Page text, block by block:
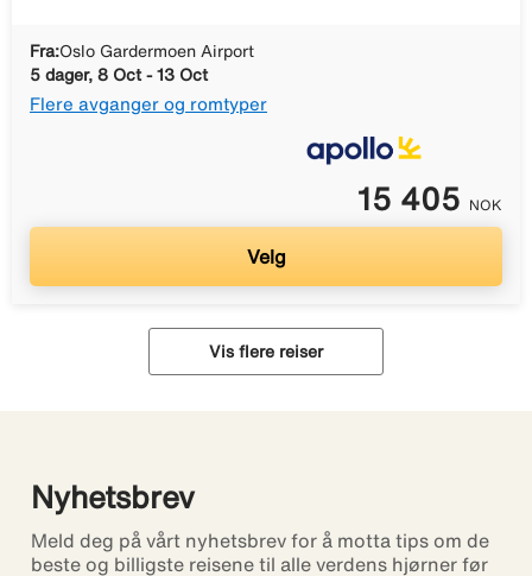
Fra:Oslo Gardermoen Airport
5 dager, 8 Oct - 13 Oct
Flere avganger og romtyper
15 405 NOK
Velg
Vis flere reiser
Nyhetsbrev
Meld deg på vårt nyhetsbrev for å motta tips om de
beste og billigste reisene til alle verdens hjørner før